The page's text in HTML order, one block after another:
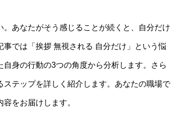
あなたがそう感じることが続くと、自分だけ
では「挨拶 無視される 自分だけ」という悩
身の行動の3つの角度から分析します。さら
テップを詳しく紹介します。あなたの職場で
をお届けします。